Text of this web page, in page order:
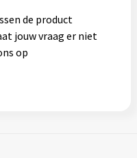
de product
jouw vraag er niet
op